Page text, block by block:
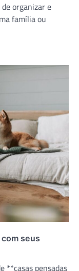
organizar e
família ou
seus
**casas pensadas